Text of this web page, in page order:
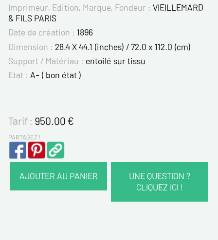
Imprimeur, Edition, Marque, Fondeur : VIEILLEMARD
& FILS PARIS
Date de création : 1896
Dimension : 28.4 X 44.1 (inches) / 72.0 x 112.0 (cm)
Support / Matériau : entoilé sur tissu
Etat : A- ( bon état )
Tarif : 950.00€
PARTAGEZ !
AJOUTER AU PANIER
UNE QUESTION ?
CLIQUEZ ICI !